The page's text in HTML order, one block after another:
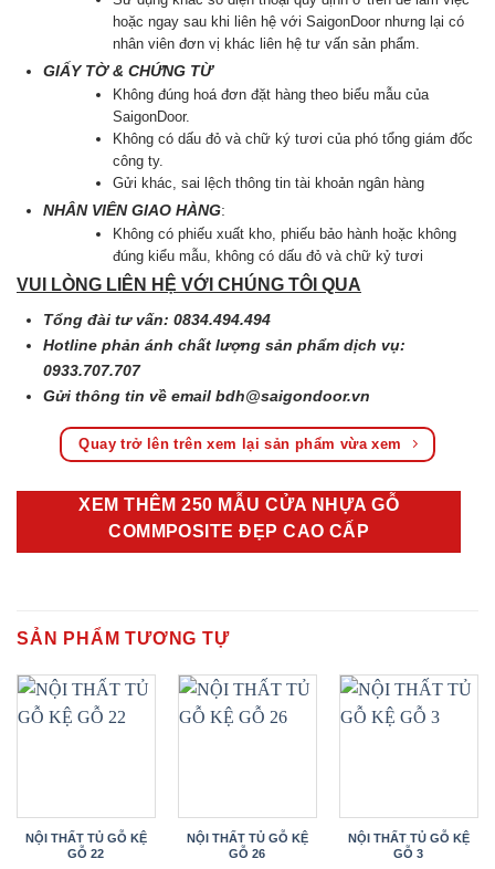
hoặc ngay sau khi liên hệ với SaigonDoor nhưng lại có
nhân viên đơn vị khác liên hệ tư vấn sản phẩm.
GIẤY TỜ & CHỨNG TỪ
Không đúng hoá đơn đặt hàng theo biểu mẫu của
SaigonDoor.
Không có dấu đỏ và chữ ký tươi của phó tổng giám đốc
công ty.
Gửi khác, sai lệch thông tin tài khoản ngân hàng
NHÂN VIÊN GIAO HÀNG:
Không có phiếu xuất kho, phiếu bảo hành hoặc không
đúng kiểu mẫu, không có dấu đỏ và chữ kỷ tươi
VUI LÒNG LIÊN HỆ VỚI CHÚNG TÔI QUA
Tổng đài tư vấn: 0834.494.494
Hotline phản ánh chất lượng sản phẩm dịch vụ:
0933.707.707
Gửi thông tin về emailbdh@saigondoor.vn
Quay trở lên trên xem lại sản phẩm vừa xem
XEM THÊM 250 MẪU CỬA NHỰA GỖ
COMMPOSITE ĐẸP CAO CẤP
SẢN PHẨM TƯƠNG TỰ
NỘI THẤT TỦ GỖ KỆ
GỖ 22
NỘI THẤT TỦ GỖ KỆ
GỖ 26
NỘI THẤT TỦ GỖ KỆ
GỖ 3